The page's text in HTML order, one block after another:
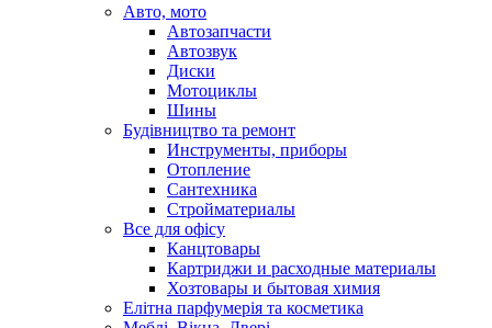
Авто, мото
Автозапчасти
Автозвук
Диски
Мотоциклы
Шины
Будівництво та ремонт
Инструменты, приборы
Отопление
Сантехника
Стройматериалы
Все для офісу
Канцтовары
Картриджи и расходные материалы
Хозтовары и бытовая химия
Елітна парфумерія та косметика